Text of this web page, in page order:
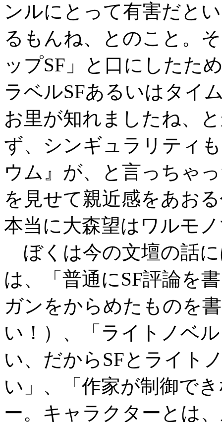
ンルにとって有害だと
るもんね、とのこと。
ップSF」と口にしたた
ラベルSFあるいはタイ
お里が知れましたね、
ず、シンギュラリティ
ウム』が、と言っちゃ
を見せて親近感をあお
本当に大森望はワルモ
ぼくは今の文壇の話
は、「普通にSF評論を
ガンをからめたものを
い！）、「ライトノベ
い、だからSFとライト
い」、「作家が制御で
ー。キャラクターとは